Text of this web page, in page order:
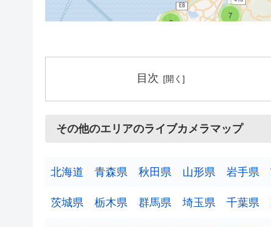
9
7
2
目次
その他のエリアのライブカメラマップ
北海道 青森県 秋田県 山形県 岩手県
茨城県 栃木県 群馬県 埼玉県 千葉県